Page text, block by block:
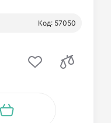
Код: 57050